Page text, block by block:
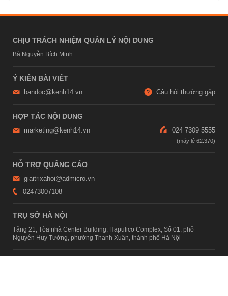
CHỊU TRÁCH NHIỆM QUẢN LÝ NỘI DUNG
Bà Nguyễn Bích Minh
Ý KIẾN BÀI VIẾT
bandoc@kenh14.vn Câu hỏi thường gặp
HỢP TÁC NỘI DUNG
marketing@kenh14.vn 024 7309 5555
HỖ TRỢ QUẢNG CÁO
giaitrixahoi@admicro.vn
02473007108
TRỤ SỞ HÀ NỘI
Tầng 21, Tòa nhà Center Building, Hapulico Complex, Số 01, phố
Nguyễn Huy Tưởng, phường Thanh Xuân, thành phố Hà Nội